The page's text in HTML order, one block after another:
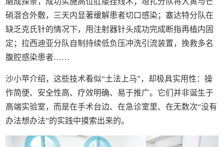
硝混合外敷，三天内显著缓解患者切口感染；塞达特分队在
缺乏克氏针的情况下，用注射器针头成功完成断指再植内固
定；拉西迪亚分队自制持续低负压冲洗引流装置，挽救多名
腹腔感染患者……
沙小苹介绍，这些技术看似“土法上马”，却极具实用性：操
作简便、安全性高、疗效明确、易于推广。它们并非诞生于
高端实验室，而是在手术台边、在急诊室里、在无数次“没有
办法想办法”的实践中摸索出来的。